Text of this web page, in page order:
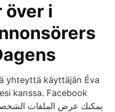
över i
yhteyttä käyttäjän Éva
kanssa. Facebook
يمكنك عرض الملفات